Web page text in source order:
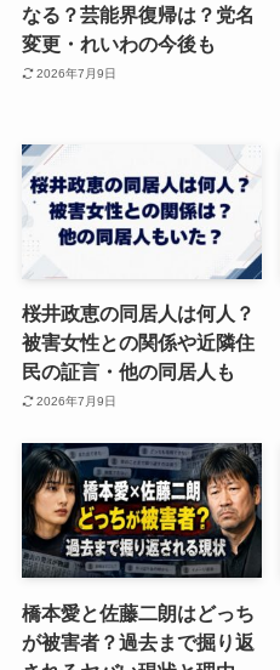
なる？芸能界復帰は？党名
変更・れいわの今後も
2026年7月9日
桜井政恵の同居人は何人？
被害女性との関係や近隣住
民の証言・他の同居人も
2026年7月9日
橋本愛と佐藤二朗はどっち
が被害者？過去まで掘り返